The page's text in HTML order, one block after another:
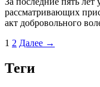
рассматривающих
акт добровольного
1 2 Далее →
Теги